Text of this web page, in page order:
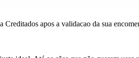
Creditados apos a validacao da sua